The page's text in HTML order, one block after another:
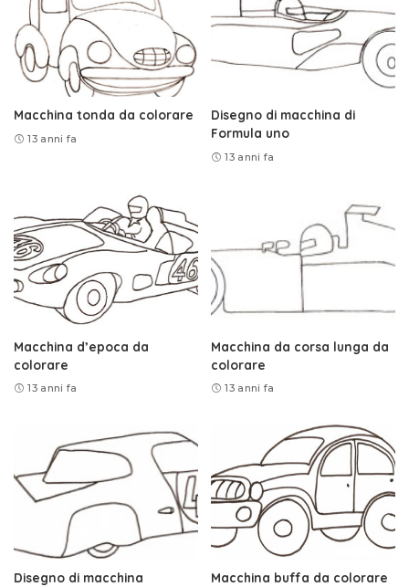
Macchina tonda da colorare
13 anni fa
Disegno di macchina di
Formula uno
13 anni fa
Macchina d’epoca da
colorare
13 anni fa
Macchina da corsa lunga da
colorare
13 anni fa
Disegno di macchina
Macchina buffa da colorare